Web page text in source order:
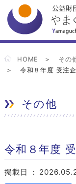
HOME
その
令和８年度 受注
その他
令和８年度
掲載日 ：